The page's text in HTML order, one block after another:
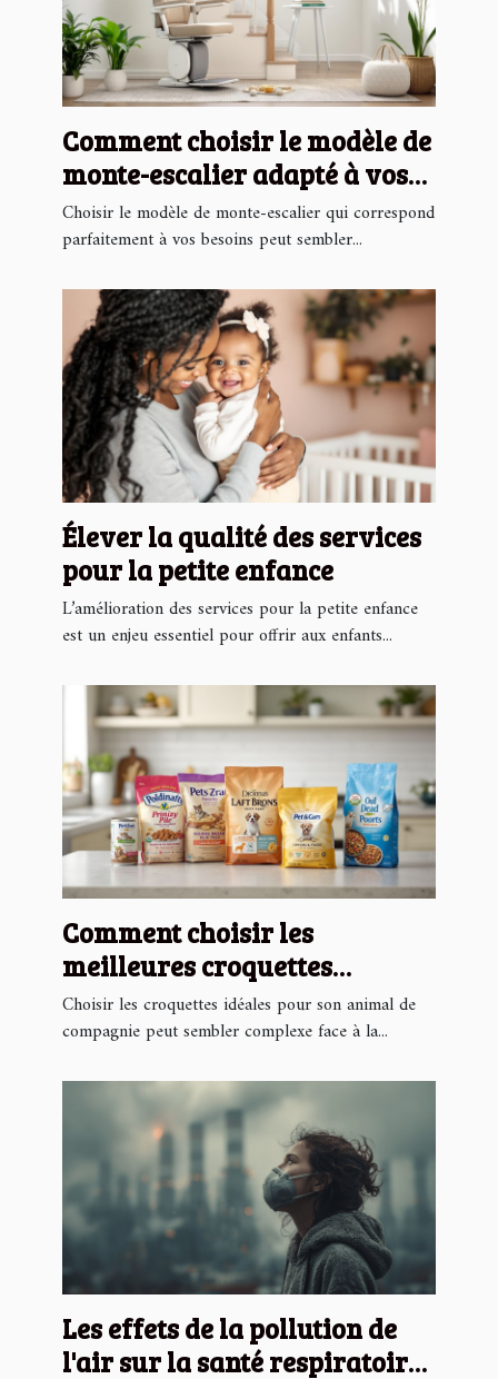
Comment choisir le modèle de
monte-escalier adapté à vos
besoins ?
Choisir le modèle de monte-escalier qui correspond
parfaitement à vos besoins peut sembler...
Élever la qualité des services
pour la petite enfance
L’amélioration des services pour la petite enfance
est un enjeu essentiel pour offrir aux enfants...
Comment choisir les
meilleures croquettes
adaptées aux besoins
spécifiques de votre animal ?
Choisir les croquettes idéales pour son animal de
compagnie peut sembler complexe face à la...
Les effets de la pollution de
l'air sur la santé respiratoire